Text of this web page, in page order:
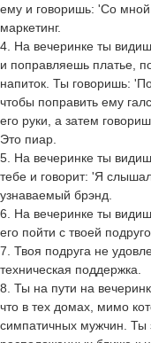
ему и говоришь: 'Со
маркетинг.
4. На вечеринке ты
и поправляешь платье,
напиток. Ты говоришь:
чтобы поправить ему
его руки, а затем
Это пиар.
5. На вечеринке ты
тебе и говорит: 'Я
узнаваемый брэнд.
6. На вечеринке ты
его пойти с твоей
7. Твоя подруга не
техническая поддержка.
8. Ты на пути на
что в тех домах, мимо
симпатичных мужчин. Ты